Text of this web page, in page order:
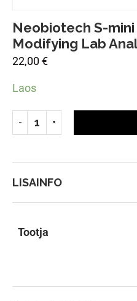
Neobiotech S-
Modifying Lab
22,00€
Laos
LISAINFO
Tootja